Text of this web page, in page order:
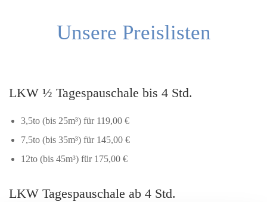
Unsere Preislisten
LKW ½ Tagespauschale bis 4 Std.
3,5to (bis 25m³) für 119,00 €
7,5to (bis 35m³) für 145,00 €
12to (bis 45m³) für 175,00 €
LKW Tagespauschale ab 4 Std.